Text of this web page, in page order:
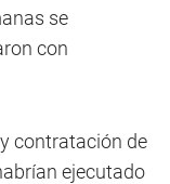
se
con
contratación de
ejecutado